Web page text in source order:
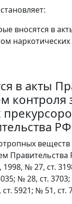
вносятся в
в акты
контроля
№ 27, ст.
№ 28, ст.
5921; № 51, ст.